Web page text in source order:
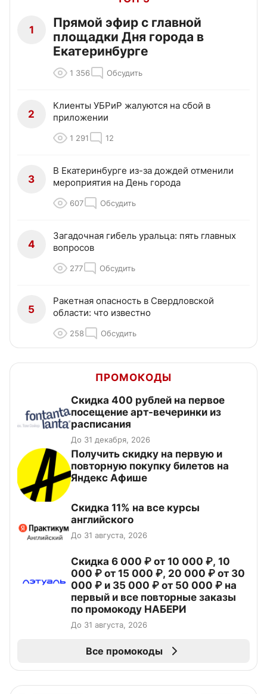
1
Прямой эфир с главной
площадки Дня города в
Екатеринбурге
1 356 Обсудить
2
Клиенты УБРиР жалуются на сбой в
приложении
1 291 12
3
В Екатеринбурге из-за дождей отменили
мероприятия на День города
607 Обсудить
4
Загадочная гибель уральца: пять главных
вопросов
277 Обсудить
5
Ракетная опасность в Свердловской
области: что известно
258 Обсудить
ПРОМОКОДЫ
Cкидка 400 рублей на первое
посещение арт-вечеринки из
расписания
До 31 декабря, 2026
Получить скидку на первую и
повторную покупку билетов на
Яндекс Афише
Скидка 11% на все курсы
английского
До 31 августа, 2026
Скидка 6 000 ₽ от 10 000 ₽, 10
000 ₽ от 15 000 ₽, 20 000 ₽ от 30
000 ₽ и 35 000 ₽ от 50 000 ₽ на
первый и все повторные заказы
по промокоду НАБЕРИ
До 31 августа, 2026
Все промокоды